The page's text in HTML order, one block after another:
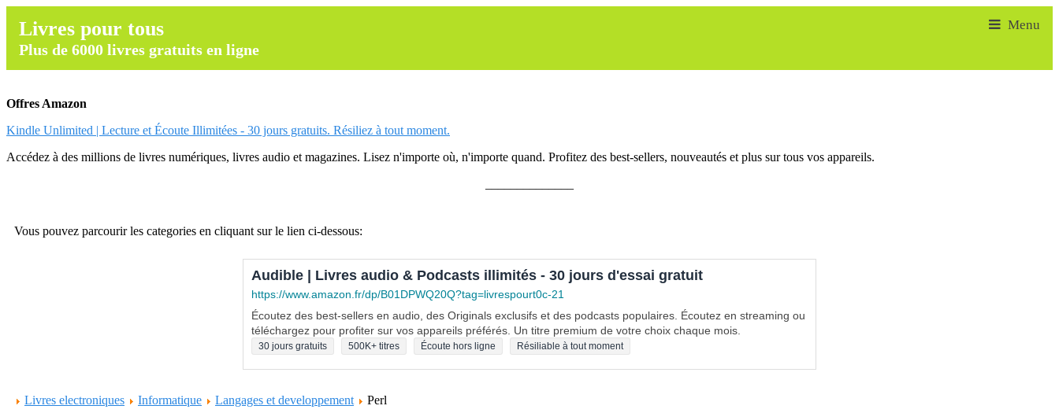
Livres pour tous
Plus de 6000 livres gratuits en ligne
Offres Amazon
Kindle Unlimited | Lecture et Écoute Illimitées - 30 jours gratuits. Résiliez à tout moment.
Accédez à des millions de livres numériques, livres audio et magazines. Lisez n'importe où, n'importe quand. Profitez des best-sellers, nouveautés et plus sur tous vos appareils.
Vous pouvez parcourir les categories en cliquant sur le lien ci-dessous:
Audible | Livres audio & Podcasts illimités - 30 jours d'essai gratuit
https://www.amazon.fr/dp/B01DPWQ20Q?tag=livrespourt0c-21
Écoutez des best-sellers en audio, des Originals exclusifs et des podcasts populaires. Écoutez en streaming ou
téléchargez pour profiter sur vos appareils préférés. Un titre premium de votre choix chaque mois.
30 jours gratuits 500K+ titres Écoute hors ligne Résiliable à tout moment
Livres electroniques Informatique Langages et developpement Perl